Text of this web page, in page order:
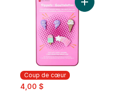
Coup de cœur
sale:
4,00 $
Ajouter Lot